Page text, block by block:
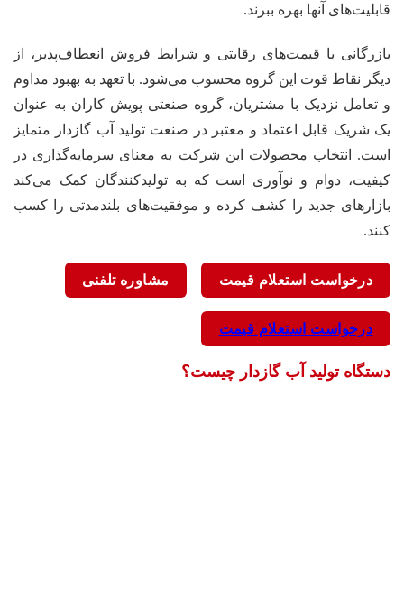
قابلیت‌های آنها بهره ببرند.
بازرگانی با قیمت‌های رقابتی و شرایط فروش انعطاف‌پذیر، از
دیگر نقاط قوت این گروه محسوب می‌شود. با تعهد به بهبود مداوم
و تعامل نزدیک با مشتریان، گروه صنعتی پویش کاران به عنوان
یک شریک قابل اعتماد و معتبر در صنعت تولید آب گازدار متمایز
است. انتخاب محصولات این شرکت به معنای سرمایه‌گذاری در
کیفیت، دوام و نوآوری است که به تولیدکنندگان کمک می‌کند
بازارهای جدید را کشف کرده و موفقیت‌های بلندمدتی را کسب
کنند.
درخواست استعلام قیمت مشاوره تلفنی
درخواست استعلام قیمت
دستگاه تولید آب گازدار چیست؟